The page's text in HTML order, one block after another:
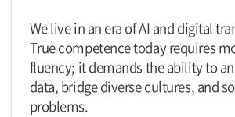
We live in an era of AI and digital
True competence today requires
fluency; it demands the ability to
data, bridge diverse cultures, and
problems.